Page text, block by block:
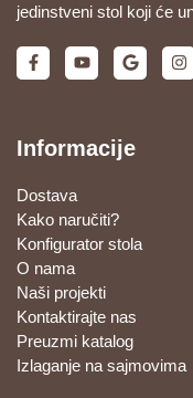
jedinstveni stol koji će
Informacije
Dostava
Kako naručiti?
Konfigurator stola
O nama
Naši projekti
Kontaktirajte nas
Preuzmi katalog
Izlaganje na sajmovima